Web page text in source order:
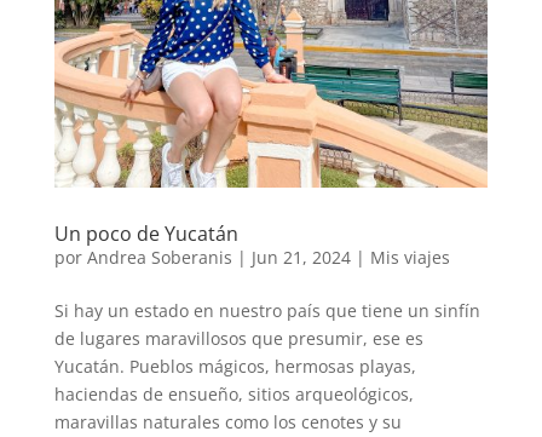
Un poco de Yucatán
por Andrea Soberanis | Jun 21, 2024| Mis viajes
Si hay un estado en nuestro país que tiene un sinfín
de lugares maravillosos que presumir, ese es
Yucatán. Pueblos mágicos, hermosas playas,
haciendas de ensueño, sitios arqueológicos,
maravillas naturales como los cenotes y su